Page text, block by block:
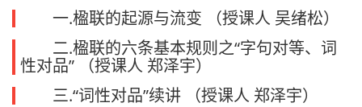
一.楹联的起源与流变 （授课人 吴绪松）
二.楹联的六条基本规则之“字句对等、词
性对品” （授课人 郑泽宇）
三.“词性对品”续讲 （授课人 郑泽宇）